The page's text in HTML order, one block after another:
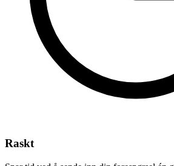
Raskt